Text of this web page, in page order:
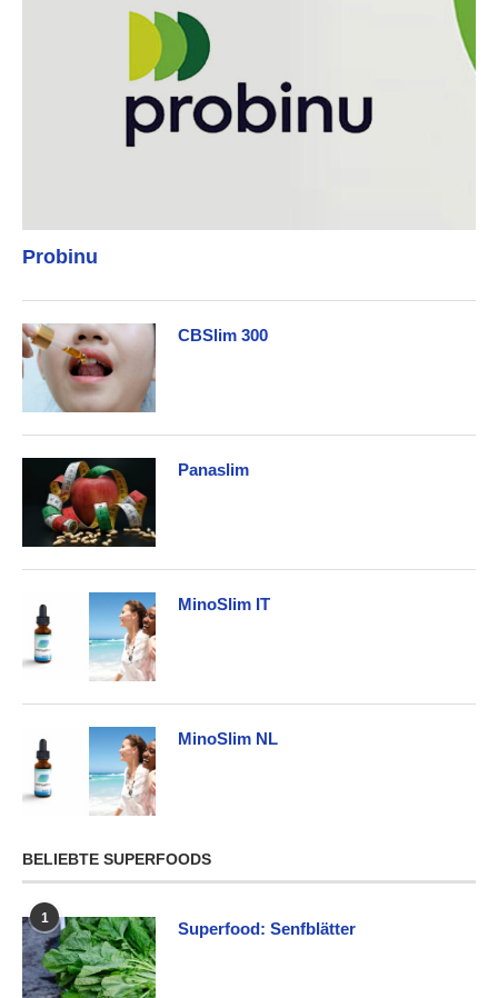
Probinu
CBSlim 300
Panaslim
MinoSlim IT
MinoSlim NL
BELIEBTE SUPERFOODS
1
Superfood: Senfblätter